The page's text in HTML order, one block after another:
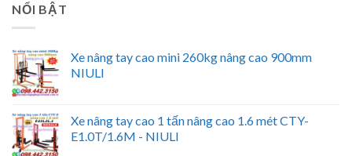
NỔI BẬT
Xe nâng tay cao mini 260kg nâng cao 900mm
NIULI
Xe nâng tay cao 1 tấn nâng cao 1.6 mét CTY-
E1.0T/1.6M - NIULI